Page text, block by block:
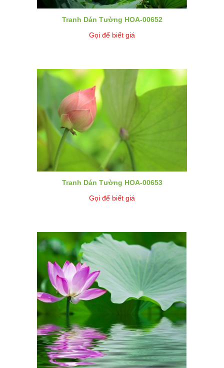
Tranh Dán Tường HOA-00652
Gọi để biết giá
Tranh Dán Tường HOA-00653
Gọi để biết giá